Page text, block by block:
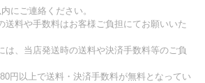
にご連絡ください。
送料や手数料はお客様ご負担にてお願いいた
は、当店発送時の送料や決済手数料等のご負
円以上で送料・決済手数料が無料となってい